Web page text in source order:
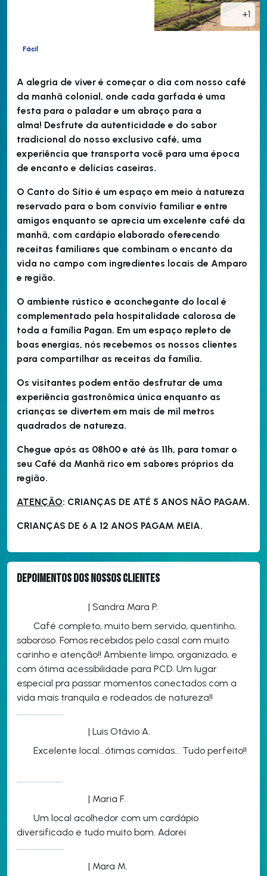
+1
Fácil
A alegria de viver é começar o dia com nosso café
da manhã colonial, onde cada garfada é uma
festa para o paladar e um abraço para a
alma! Desfrute da autenticidade e do sabor
tradicional do nosso exclusivo café, uma
experiência que transporta você para uma época
de encanto e delícias caseiras.
O Canto do Sítio é um espaço em meio à natureza
reservado para o bom convívio familiar e entre
amigos enquanto se aprecia um excelente café da
manhã, com cardápio elaborado oferecendo
receitas familiares que combinam o encanto da
vida no campo com ingredientes locais de Amparo
e região.
O ambiente rústico e aconchegante do local é
complementado pela hospitalidade calorosa de
toda a família Pagan. Em um espaço repleto de
boas energias, nós recebemos os nossos clientes
para compartilhar as receitas da família.
Os visitantes podem então desfrutar de uma
experiência gastronômica única enquanto as
crianças se divertem em mais de mil metros
quadrados de natureza.
Chegue após as 08h00 e até às 11h, para tomar o
seu Café da Manhã rico em sabores próprios da
região.
ATENÇÃO: CRIANÇAS DE ATÉ 5 ANOS NÃO PAGAM.
CRIANÇAS DE 6 A 12 ANOS PAGAM MEIA.
Depoimentos dos nossos clientes
| Sandra Mara P.
Café completo, muito bem servido, quentinho,
saboroso. Fomos recebidos pelo casal com muito
carinho e atenção!! Ambiente limpo, organizado, e
com ótima acessibilidade para PCD. Um lugar
especial pra passar momentos conectados com a
vida mais tranquila e rodeados de natureza!!
| Luis Otávio A.
Excelente local...ótimas comidas... Tudo perfeito!!
| Maria F.
Um local acolhedor com um cardápio
diversificado e tudo muito bom. Adorei
| Mara M.